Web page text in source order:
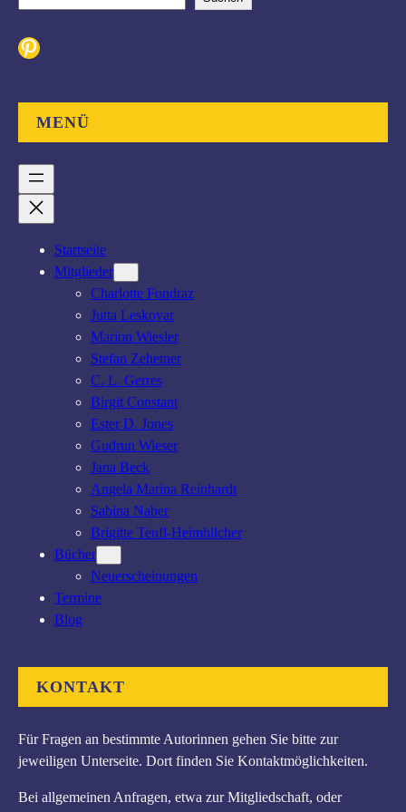
c
h
n
Pinterest
MENÜ
Startseite
Mitglieder
Charlotte Fondraz
Jutta Leskovar
Marion Wiesler
Stefan Zehetner
C. L. Gerres
Birgit Constant
Ester D. Jones
Gudrun Wieser
Jana Beck
Angela Marina Reinhardt
Sabina Naber
Brigitte Teufl-Heimhilcher
Bücher
Neuerscheinungen
Termine
Blog
KONTAKT
Für Fragen an bestimmte Autorinnen gehen Sie bitte zur
jeweiligen Unterseite. Dort finden Sie Kontaktmöglichkeiten.
Bei allgemeinen Anfragen, etwa zur Mitgliedschaft, oder